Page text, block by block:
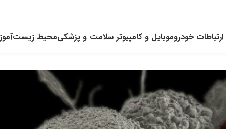
ارتباطات خودروموبایل و کامپیوتر سلامت و پزشکیمحیط زیست